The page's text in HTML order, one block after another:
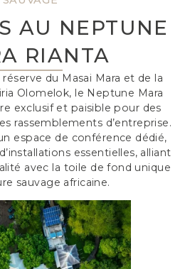
AU NEPTUNE
RIANTA
du Masai Mara et de la
Olomelok, le Neptune Mara
exclusif et paisible pour des
rassemblements d’entreprise.
espace de conférence dédié,
essentielles, alliant
avec la toile de fond unique
sauvage africaine.